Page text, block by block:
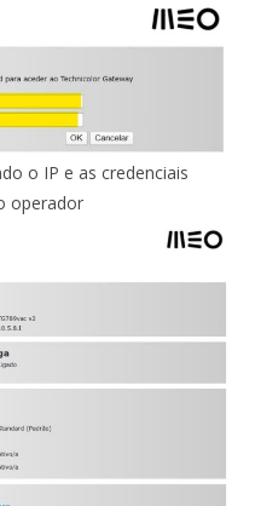
o IP e as credenciais
operador